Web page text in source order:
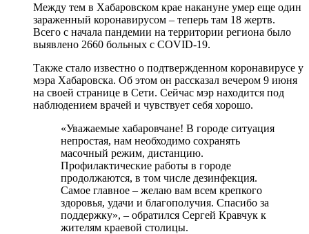
Между тем в Хабаровском крае накануне умер еще один
зараженный коронавирусом – теперь там 18 жертв.
Всего с начала пандемии на территории региона было
выявлено 2660 больных с COVID-19.
Также стало известно о подтвержденном коронавирусе у
мэра Хабаровска. Об этом он рассказал вечером 9 июня
на своей странице в Сети. Сейчас мэр находится под
наблюдением врачей и чувствует себя хорошо.
«Уважаемые хабаровчане! В городе ситуация
непростая, нам необходимо сохранять
масочный режим, дистанцию.
Профилактические работы в городе
продолжаются, в том числе дезинфекция.
Самое главное – желаю вам всем крепкого
здоровья, удачи и благополучия. Спасибо за
поддержку», – обратился Сергей Кравчук к
жителям краевой столицы.